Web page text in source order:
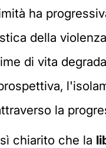
ha
della
di vita
la
chiarito che la